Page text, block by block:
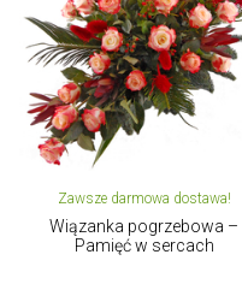
Zawsze darmowa dostawa!
Wiązanka pogrzebowa –
Pamięć w sercach